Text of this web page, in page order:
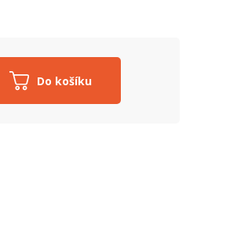
Do košíku